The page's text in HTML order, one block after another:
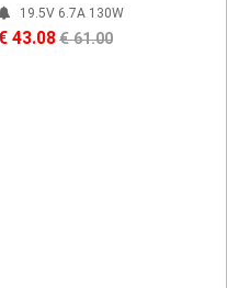
19.5V 6.7A 130W
€ 43.08€ 61.00